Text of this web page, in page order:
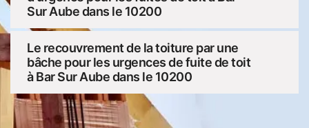
Sur Aube dans le 10200
Le recouvrement de la toiture par une
bâche pour les urgences de fuite de toit
à Bar Sur Aube dans le 10200